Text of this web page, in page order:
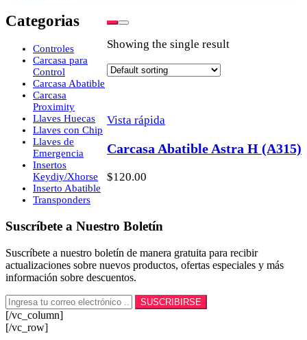
Showing the single result
Vista rápida
Carcasa Abatible Astra H (A315)
$120.00
Categorias
Controles
Carcasa para
Control
Carcasa Abatible
Carcasa
Proximity
Llaves Huecas
Llaves con Chip
Llaves de
Emergencia
Insertos
Keydiy/Xhorse
Inserto Abatible
Transponders
Suscríbete a Nuestro Boletín
Suscríbete a nuestro boletín de manera gratuita para recibir
actualizaciones sobre nuevos productos, ofertas especiales y más
información sobre descuentos.
[/vc_column]
[/vc_row]